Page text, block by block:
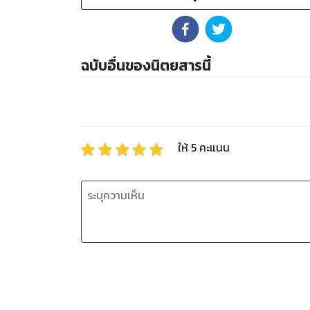
ฉบับอื่นของนิตยสารนี้
ให้ 5 คะแนน